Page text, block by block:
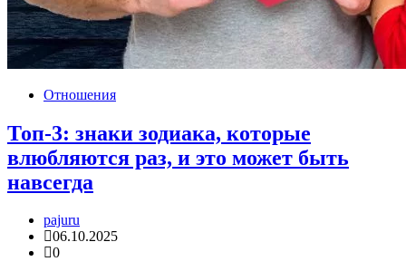
Отношения
Топ-3: знаки зодиака, которые
влюбляются раз, и это может быть
навсегда
pajuru
06.10.2025
0